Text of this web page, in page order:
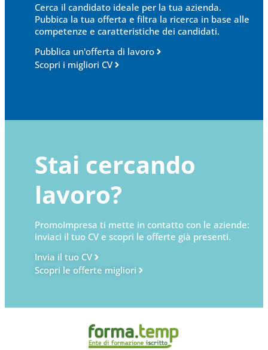
Cerca il candidato ideale per la tua azienda.
Pubbica la tua offerta e filtra la ricerca in base alle
competenze e caratteristiche dei candidati.
Pubblica un'offerta di lavoro
Scopri i migliori CV
Stai cercando
lavoro?
PromoImpresa ti mette in contatto con le aziende:
inviaci il tuo CV e scopri le offerte già presenti.
Invia il tuo CV
Scopri le offerte migliori